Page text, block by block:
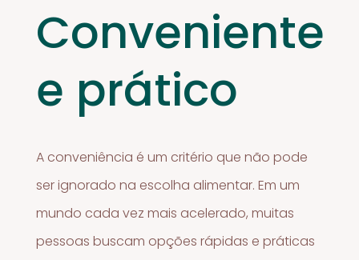
Conveniente
e prático
A conveniência é um critério que não pode
ser ignorado na escolha alimentar. Em um
mundo cada vez mais acelerado, muitas
pessoas buscam opções rápidas e práticas